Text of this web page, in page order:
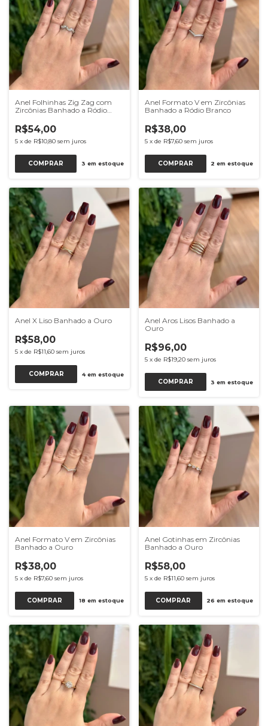
Anel Folhinhas Zig Zag com
Zircônias Banhado a Ródio
R$54,00
5 x de R$10,80 sem juros
COMPRAR 3 em estoque
Anel Formato V em Zircônias
Banhado a Ródio Branco
R$38,00
5 x de R$7,60 sem juros
COMPRAR 2 em estoque
Anel X Liso Banhado a Ouro
R$58,00
5 x de R$11,60 sem juros
COMPRAR 4em estoque
Anel Aros Lisos Banhado a
Ouro
R$96,00
5 x de R$19,20 sem juros
COMPRAR 3 em estoque
Anel Formato V em Zircônias
Banhado a Ouro
R$38,00
5 x de R$7,60 sem juros
COMPRAR 18 em estoque
Anel Gotinhas em Zircônias
Banhado a Ouro
R$58,00
5 x de R$11,60 sem juros
COMPRAR 26 em estoque